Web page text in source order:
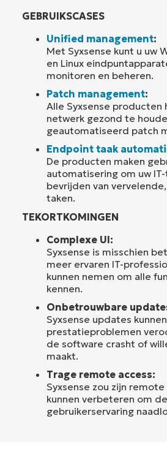
GEBRUIKSCASES
Unified management:
Met Syxsense kunt u uw
en Linux
monitoren en beheren.
Patch management:
Alle Syxsense producten
netwerk gezond te
geautomatiseerd patch
Endpoint taak
De producten maken
automatisering om uw
bevrijden van
taken.
TEKORTKOMINGEN
Complexe UI:
Syxsense is misschien
meer ervaren IT-
kunnen nemen om alle
kennen.
Onbetrouwbare
Syxsense updates
prestatieproblemen
de software crasht of
maakt.
Trage remote access:
Syxsense zou zijn
kunnen verbeteren om de
gebruikerservaring